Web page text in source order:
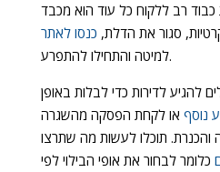
כבוד רב ללקוח כל עוד הוא מכבד
סגור את הדלת, כנסו לאתר
למיטה והתחילו להתפרע.
להגיע לדירות כדי לבלות באופן
נוסף או לקחת הפסקה מהשגרה
והכנרת. תוכלו לעשות מה שתרצו
כלומר לבחור את אופי הבילוי לפי